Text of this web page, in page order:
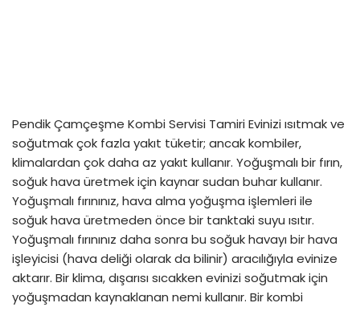
Pendik Çamçeşme Kombi Servisi Tamiri Evinizi ısıtmak ve
soğutmak çok fazla yakıt tüketir; ancak kombiler,
klimalardan çok daha az yakıt kullanır. Yoğuşmalı bir fırın,
soğuk hava üretmek için kaynar sudan buhar kullanır.
Yoğuşmalı fırınınız, hava alma yoğuşma işlemleri ile
soğuk hava üretmeden önce bir tanktaki suyu ısıtır.
Yoğuşmalı fırınınız daha sonra bu soğuk havayı bir hava
işleyicisi (hava deliği olarak da bilinir) aracılığıyla evinize
aktarır. Bir klima, dışarısı sıcakken evinizi soğutmak için
yoğuşmadan kaynaklanan nemi kullanır. Bir kombi